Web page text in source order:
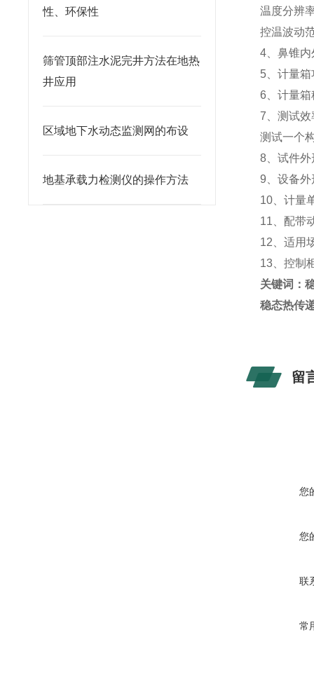
性、环保性
筛管顶部注水泥完井方法在地热
井应用
区域地下水动态监测网的布设
地基承载力检测仪的操作方法
温度分辨
控温波动
4、鼻锥
5、计量
6、计量
7、测试效
测试一个
8、试件
9、设备
10、计量
11、配带
12、适用
13、控制
关键词：
稳态热传
留
您
您
联
常